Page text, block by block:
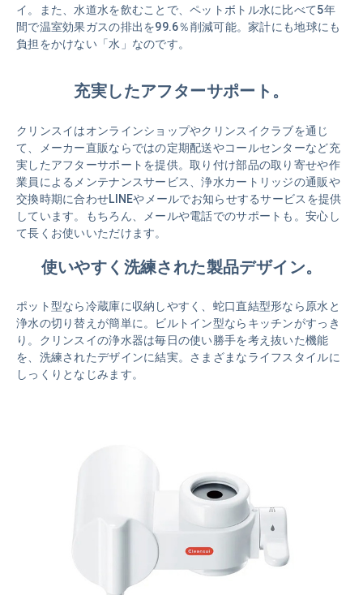
イ。また、水道水を飲むことで、ペットボトル水に比べて5年
間で温室効果ガスの排出を99.6％削減可能。家計にも地球にも
負担をかけない「水」なのです。
充実したアフターサポート。
クリンスイはオンラインショップやクリンスイクラブを通じ
て、メーカー直販ならではの定期配送やコールセンターなど充
実したアフターサポートを提供。取り付け部品の取り寄せや作
業員によるメンテナンスサービス、浄水カートリッジの通販や
交換時期に合わせLINEやメールでお知らせするサービスを提供
しています。もちろん、メールや電話でのサポートも。安心し
て長くお使いいただけます。
使いやすく洗練された製品デザイン。
ポット型なら冷蔵庫に収納しやすく、蛇口直結型形なら原水と
浄水の切り替えが簡単に。ビルトイン型ならキッチンがすっき
り。クリンスイの浄水器は毎日の使い勝手を考え抜いた機能
を、洗練されたデザインに結実。さまざまなライフスタイルに
しっくりとなじみます。